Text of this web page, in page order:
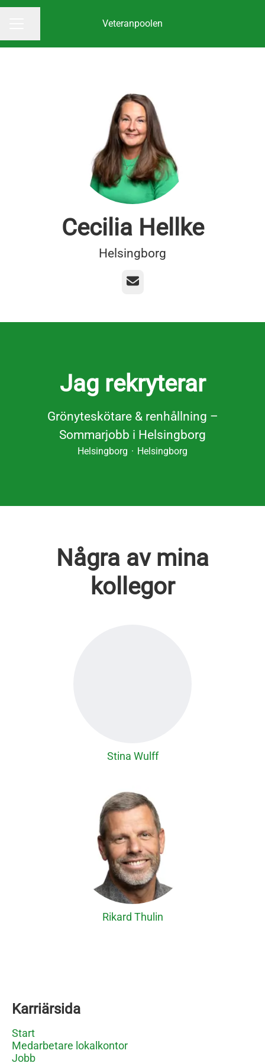
Veteranpoolen
Cecilia Hellke
Helsingborg
E-post
Jag rekryterar
Grönyteskötare & renhållning –
Sommarjobb i Helsingborg
Helsingborg · Helsingborg
Några av mina
kollegor
Stina Wulff
Rikard Thulin
Karriärsida
Start
Medarbetare lokalkontor
Jobb